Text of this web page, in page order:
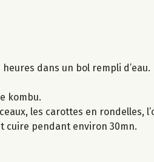
dans un bol rempli d’eau.
kombu.
les carottes en rondelles,
cuire pendant environ 30mn.